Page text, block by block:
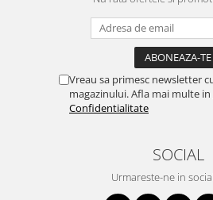
Vreau sa primesc newsletter
magazinului. Afla mai multe in
Confidentialitate
SOCIAL
Urmareste-ne in